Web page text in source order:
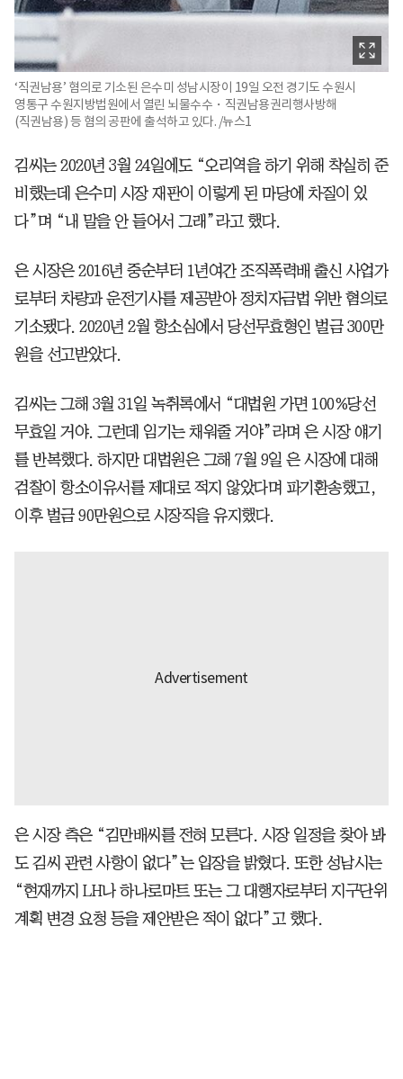
‘직권남용’ 혐의로 기소된 은수미 성남시장이 19일 오전 경기도 수원시
영통구 수원지방법원에서 열린 뇌물수수・직권남용권리행사방해
(직권남용) 등 혐의 공판에 출석하고 있다. /뉴스1
김씨는 2020년 3월 24일에도 “오리역을 하기 위해 착실히 준
비했는데 은수미 시장 재판이 이렇게 된 마당에 차질이 있
다”며 “내 말을 안 들어서 그래”라고 했다.
은 시장은 2016년 중순부터 1년여간 조직폭력배 출신 사업가
로부터 차량과 운전기사를 제공받아 정치자금법 위반 혐의로
기소됐다. 2020년 2월 항소심에서 당선무효형인 벌금 300만
원을 선고받았다.
김씨는 그해 3월 31일 녹취록에서 “대법원 가면 100%당선
무효일 거야. 그런데 임기는 채워줄 거야”라며 은 시장 얘기
를 반복했다. 하지만 대법원은 그해 7월 9일 은 시장에 대해
검찰이 항소이유서를 제대로 적지 않았다며 파기환송했고,
이후 벌금 90만원으로 시장직을 유지했다.
은 시장 측은 “김만배씨를 전혀 모른다. 시장 일정을 찾아 봐
도 김씨 관련 사항이 없다”는 입장을 밝혔다. 또한 성남시는
“현재까지 LH나 하나로마트 또는 그 대행자로부터 지구단위
계획 변경 요청 등을 제안받은 적이 없다”고 했다.